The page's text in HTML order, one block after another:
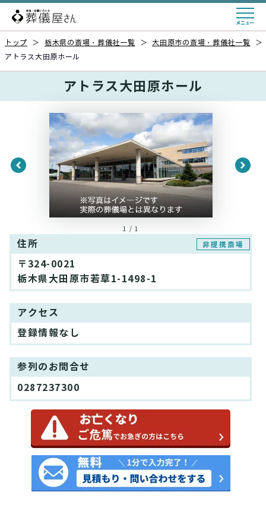
トップ ＞ 栃木県の斎場・葬儀社一覧 ＞ 大田原市の斎場・葬儀社一覧
＞
アトラス大田原ホール
アトラス大田原ホール
1 / 1
住所 非提携斎場
〒324-0021
栃木県大田原市若草1-1498-1
アクセス
登録情報なし
参列のお問合せ
0287237300